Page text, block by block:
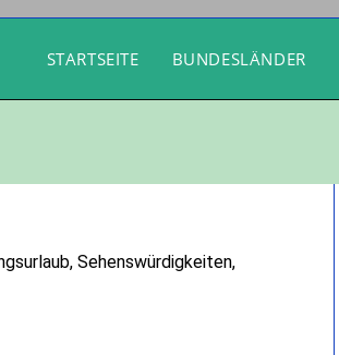
STARTSEITE BUNDESLÄNDER
Sehenswürdigkeiten,